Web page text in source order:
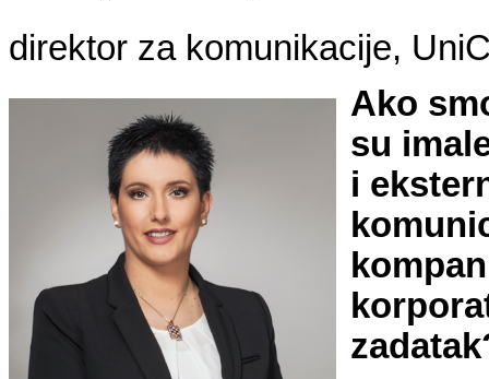
direktor za komunikacije,
Ako
su
i